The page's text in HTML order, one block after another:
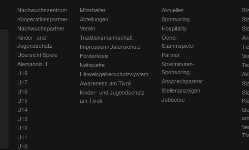
Nachwuchszentrum
Kooperationspartner
Nachwuchspartner
Kinder- und
Jugendschutz
Übersicht Spiele
Alemannia II
U19
U17
U16
U15
U14
U13
U12
U11
U10
Mitarbeiter
Abteilungen
Verein
Traditionsmannschaft
Impressum/Datenschutz
Förderkreis
Netiquette
Hinweisgeberschutzsystem
Awareness am Tivoli
Kinder- und Jugendschutz
am Tivoli
Aktuelles
Sponsoring
Hospitality
Öcher
Stammspieler
Partner
Spielminuten-
Sponsoring
Ansprechpartner
Stellenanzeigen
Jobbörse